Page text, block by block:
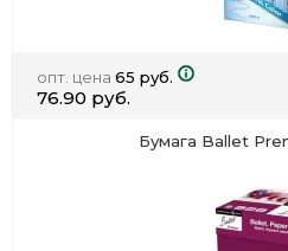
опт. цена 65 руб.
76.90 руб.
Бумага Ballet